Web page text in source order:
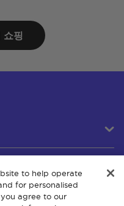
쇼핑
to help operate
for personalised
agree to our